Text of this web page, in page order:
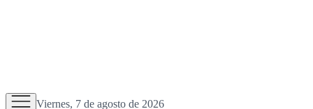
Viernes, 7 de agosto de 2026